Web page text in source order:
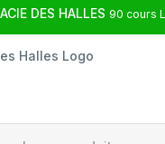
DES HALLES 90 cours